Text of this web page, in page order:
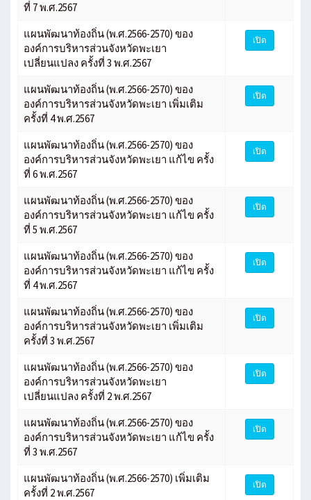
ที่ 7 พ.ศ.2567
แผนพัฒนาท้องถิ่น (พ.ศ.2566-2570) ของ
องค์การบริหารส่วนจังหวัดพะเยา
เปลี่ยนแปลง ครั้งที่ 3 พ.ศ.2567
เปิด
แผนพัฒนาท้องถิ่น (พ.ศ.2566-2570) ของ
องค์การบริหารส่วนจังหวัดพะเยา เพิ่มเติม
ครั้งที่ 4 พ.ศ.2567
เปิด
แผนพัฒนาท้องถิ่น (พ.ศ.2566-2570) ของ
องค์การบริหารส่วนจังหวัดพะเยา แก้ไข ครั้ง
ที่ 6 พ.ศ.2567
เปิด
แผนพัฒนาท้องถิ่น (พ.ศ.2566-2570) ของ
องค์การบริหารส่วนจังหวัดพะเยา แก้ไข ครั้ง
ที่ 5 พ.ศ.2567
เปิด
แผนพัฒนาท้องถิ่น (พ.ศ.2566-2570) ของ
องค์การบริหารส่วนจังหวัดพะเยา แก้ไข ครั้ง
ที่ 4 พ.ศ.2567
เปิด
แผนพัฒนาท้องถิ่น (พ.ศ.2566-2570) ของ
องค์การบริหารส่วนจังหวัดพะเยา เพิ่มเติม
ครั้งที่ 3 พ.ศ.2567
เปิด
แผนพัฒนาท้องถิ่น (พ.ศ.2566-2570) ของ
องค์การบริหารส่วนจังหวัดพะเยา
เปลี่ยนแปลง ครั้งที่ 2 พ.ศ.2567
เปิด
แผนพัฒนาท้องถิ่น (พ.ศ.2566-2570) ของ
องค์การบริหารส่วนจังหวัดพะเยา แก้ไข ครั้ง
ที่ 3 พ.ศ.2567
เปิด
แผนพัฒนาท้องถิ่น (พ.ศ.2566-2570) เพิ่มเติม
ครั้งที่ 2 พ.ศ.2567
เปิด